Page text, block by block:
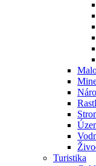
Turistika